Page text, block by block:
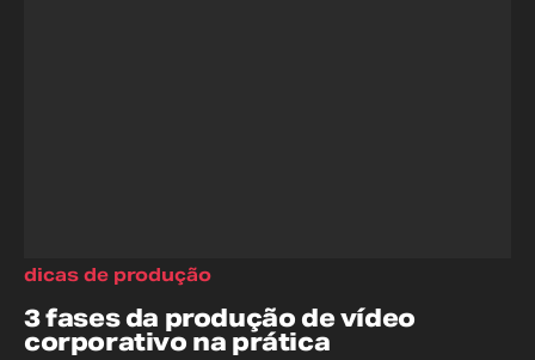
3 fases da produção de vídeo
corporativo na prática
dicas de produção